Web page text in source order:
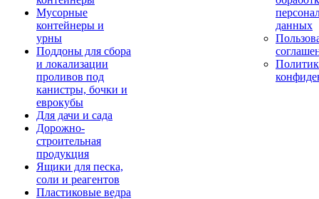
Мусорные
контейнеры и
урны
Поддоны для сбора
и локализации
проливов под
канистры, бочки и
еврокубы
Для дачи и сада
Дорожно-
строительная
продукция
Ящики для песка,
соли и реагентов
Пластиковые ведра
данных